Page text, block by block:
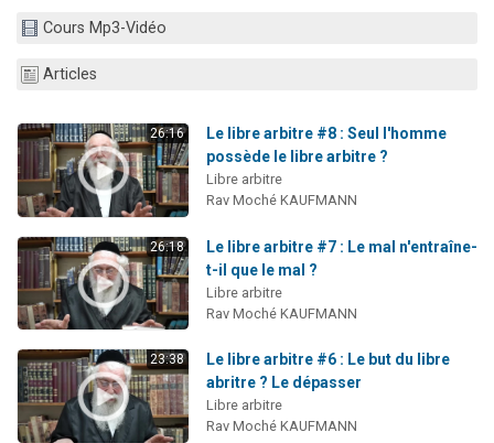
Eli vient de donner son Maasser
Cours Mp3-Vidéo
Articles
26:16
Le libre arbitre #8 : Seul l'homme
possède le libre arbitre ?
Libre arbitre
Rav Moché KAUFMANN
26:18
Le libre arbitre #7 : Le mal n'entraîne-
t-il que le mal ?
Libre arbitre
Rav Moché KAUFMANN
23:38
Le libre arbitre #6 : Le but du libre
abritre ? Le dépasser
Libre arbitre
Rav Moché KAUFMANN